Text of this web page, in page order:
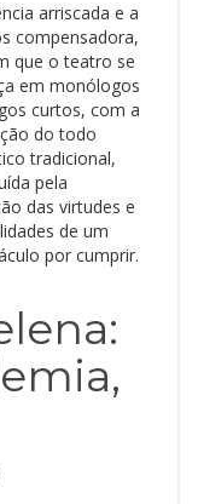
arriscada e a
compensadora,
que o teatro se
em monólogos
curtos, com a
do todo
tradicional,
pela
das virtudes e
de um
por cumprir.